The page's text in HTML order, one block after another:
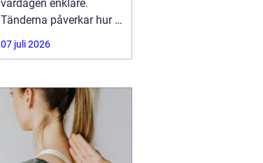
vardagen enklare.
Tänderna påverkar hur vi
äter, hur vi pratar och hur
trygga vi känner oss i
människor sökerefter
tandvård Karlskrona
handlar
07 juli 2026